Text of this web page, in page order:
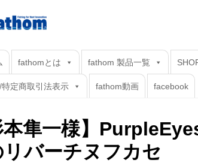
fathomとは fathom 製品一覧
定商取引法表示 fathom動画 facebook
本隼一様】
バーチヌフカセ